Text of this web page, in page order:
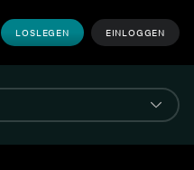
LOSLEGEN EINLOGGEN